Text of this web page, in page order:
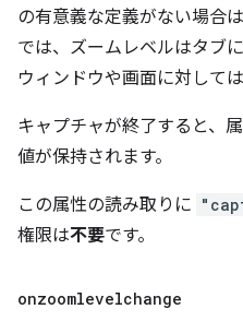
の有意義な定義がない場合は
では、ズームレベルはタブ
ウィンドウや画面に対して
キャプチャが終了すると、
値が保持されます。
この属性の読み取りに
権限は不要です。
onzoomlevelchange